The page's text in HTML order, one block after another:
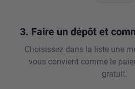
3. Faire un dépôt et
Choisissez dans la liste une
vous convient comme le
gratuit.